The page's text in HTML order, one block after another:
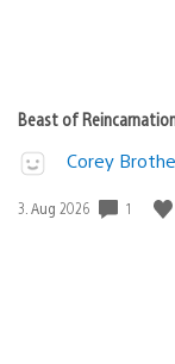
Beast of
Corey
Veröffentlichungsdatum:
3. Aug 2026 1